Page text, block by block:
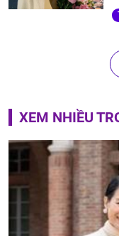
XEM NHIỀU